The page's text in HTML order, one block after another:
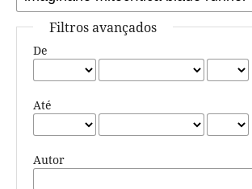
Filtros avançados
De
Até
Autor